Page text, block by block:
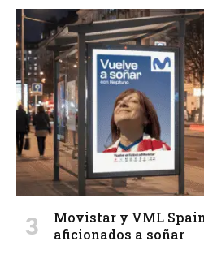
Movistar y VML
aficionados a soñar